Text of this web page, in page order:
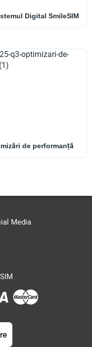
Digital SmileSIM
de performanță
Media